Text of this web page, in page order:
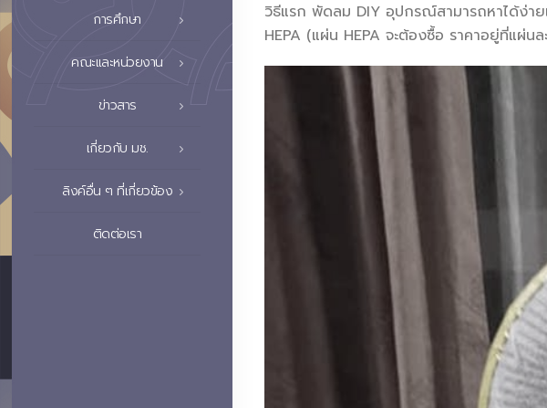
การศึกษา
คณะและหน่วยงาน
ข่าวสาร
เกี่ยวกับ มช.
ลิงค์อื่น ๆ ที่เกี่ยวข้อง
ติดต่อเรา
วิธีแรก พัดลม DIY อุปกรณ์สามารถหาได้ง่า
HEPA (แผ่น HEPA จะต้องซื้อ ราคาอยู่ที่แผ่